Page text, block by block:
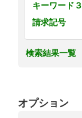
キーワード３
請求記号
検索結果一覧
オプション